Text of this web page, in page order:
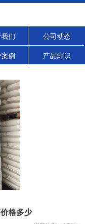
我们 公司动态
例 产品知识
格多少